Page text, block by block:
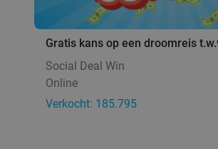
Gratis kans op een droomreis
Social Deal Win
Online
Verkocht: 185.795